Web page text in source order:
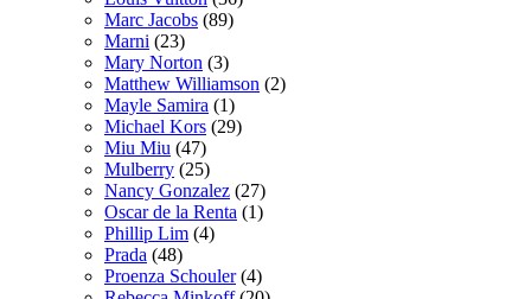
Marc Jacobs (89)
Marni (23)
Mary Norton (3)
Matthew Williamson (2)
Mayle Samira (1)
Michael Kors (29)
Miu Miu (47)
Mulberry (25)
Nancy Gonzalez (27)
Oscar de la Renta (1)
Phillip Lim (4)
Prada (48)
Proenza Schouler(4)